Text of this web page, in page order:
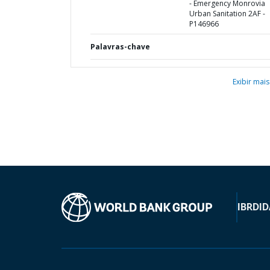
- Emergency Monrovia
Urban Sanitation 2AF -
P146966
Palavras-chave
Exibir mais
IBRD